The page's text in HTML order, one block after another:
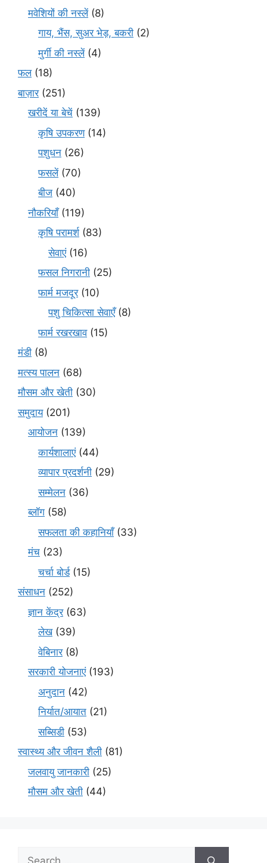
मवेशियों की नस्लें(8)
गाय, भैंस, सुअर भेड़, बकरी (2)
मुर्गी की नस्लें(4)
फल(18)
बाज़ार(251)
खरीदें या बेचें (139)
कृषि उपकरण(14)
पशुधन (26)
फसलें(70)
बीज (40)
नौकरियाँ(119)
कृषि परामर्श(83)
सेवाएं(16)
फसल निगरानी (25)
फार्म मजदूर(10)
पशु चिकित्सा सेवाएँ(8)
फार्म रखरखाव(15)
मंडी (8)
मत्स्य पालन (68)
मौसम और खेती (30)
समुदाय(201)
आयोजन (139)
कार्यशालाएं(44)
व्यापार प्रदर्शनी (29)
सम्मेलन (36)
ब्लॉग (58)
सफलता की कहानियाँ(33)
मंच (23)
चर्चा बोर्ड(15)
संसाधन (252)
ज्ञान केंद्र(63)
लेख(39)
वेबिनार(8)
सरकारी योजनाएं(193)
अनुदान (42)
निर्यात/आयात (21)
सब्सिडी (53)
स्वास्थ्य और जीवन शैली (81)
जलवायु जानकारी (25)
मौसम और खेती (44)